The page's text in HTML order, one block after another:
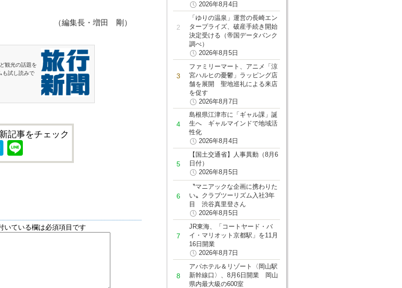
（編集長・増田 剛）
観光の話題を
も試し読みで
記事をチェック
Hatena
いている欄は必須項目です
2026年8月4日
「ゆりの温泉」運営の長崎エン
タープライズ、破産手続き開始
決定受ける（帝国データバンク
調べ）
2026年8月5日
ファミリーマート、アニメ「涼
宮ハルヒの憂鬱」ラッピング店
舗を展開 聖地巡礼による来店
を促す
2026年8月7日
島根県江津市に「ギャル課」誕
生へ ギャルマインドで地域活
性化
2026年8月4日
【国土交通省】人事異動（8月6
日付）
2026年8月5日
〝マニアックな企画に携わりた
い〟クラブツーリズム入社3年
目 渋谷真里登さん
2026年8月5日
JR東海、「コートヤード・バ
イ・マリオット京都駅」を11月
16日開業
2026年8月7日
アパホテル＆リゾート〈岡山駅
新幹線口〉、8月6日開業 岡山
県内最大級の600室